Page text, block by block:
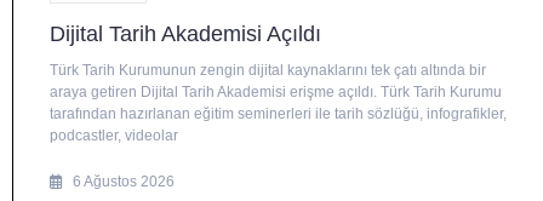
Dijital Tarih Akademisi Açıldı
Türk Tarih Kurumunun zengin dijital kaynaklarını tek çatı altında bir
araya getiren Dijital Tarih Akademisi erişme açıldı. Türk Tarih Kurumu
tarafından hazırlanan eğitim seminerleri ile tarih sözlüğü, infografikler,
podcastler, videolar
6 Ağustos 2026